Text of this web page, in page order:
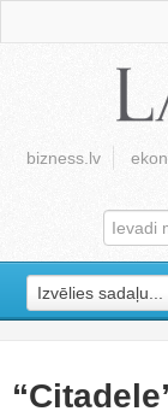
bizness.lv
Izvēlies sadaļu...